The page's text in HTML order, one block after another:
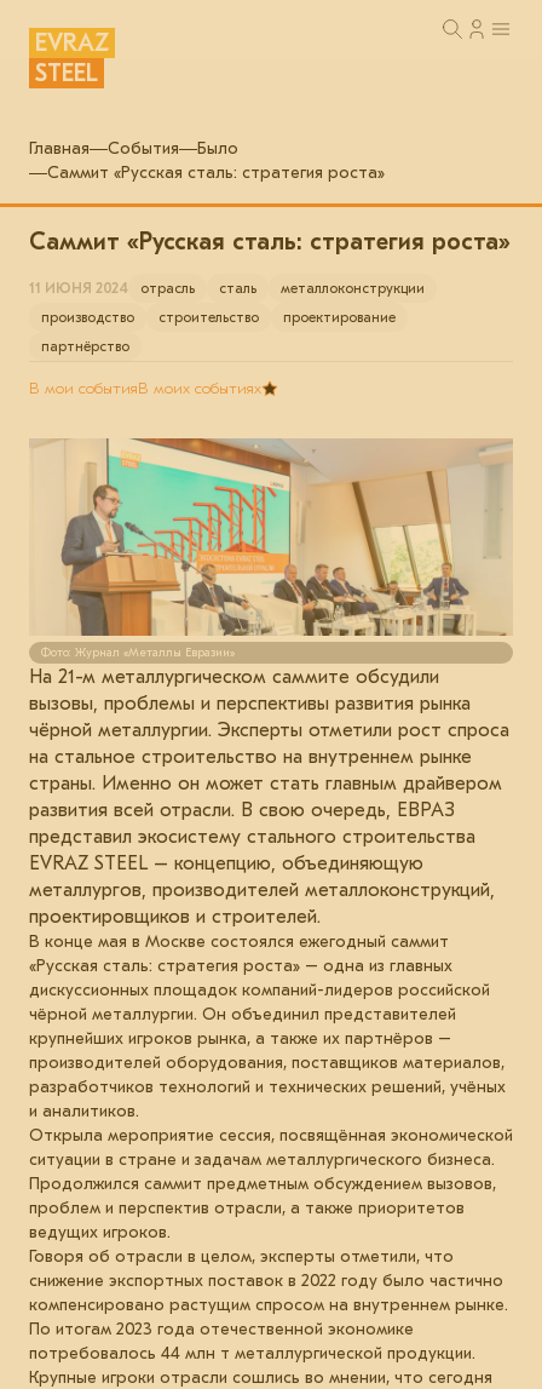
EVRAZ
STEEL
Главная События
Было
Саммит «Русская сталь: стратегия роста»
Саммит «Русская сталь: стратегия роста»
11 ИЮНЯ 2024 отрасль сталь
металлоконструкции
производство
строительство
проектирование
партнёрство
В мои событияВ моих событиях
Фото: Журнал «Металлы Евразии»
На 21-м металлургическом саммите обсудили
вызовы, проблемы и перспективы развития рынка
чёрной металлургии. Эксперты отметили рост спроса
на стальное строительство на внутреннем рынке
страны. Именно он может стать главным драйвером
развития всей отрасли. В свою очередь, ЕВРАЗ
представил экосистему стального строительства
EVRAZ STEEL – концепцию, объединяющую
металлургов, производителей металлоконструкций,
проектировщиков и строителей.
В конце мая в Москве состоялся ежегодный саммит
«Русская сталь: стратегия роста» – одна из главных
дискуссионных площадок компаний-лидеров российской
чёрной металлургии. Он объединил представителей
крупнейших игроков рынка, а также их партнёров –
производителей оборудования, поставщиков материалов,
разработчиков технологий и технических решений, учёных
и аналитиков.
Открыла мероприятие сессия, посвящённая экономической
ситуации в стране и задачам металлургического бизнеса.
Продолжился саммит предметным обсуждением вызовов,
проблем и перспектив отрасли, а также приоритетов
ведущих игроков.
Говоря об отрасли в целом, эксперты отметили, что
снижение экспортных поставок в 2022 году было частично
компенсировано растущим спросом на внутреннем рынке.
По итогам 2023 года отечественной экономике
потребовалось 44 млн т металлургической продукции.
Крупные игроки отрасли сошлись во мнении, что сегодня